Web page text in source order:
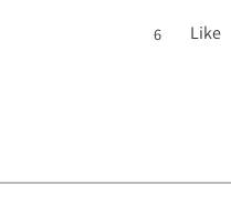
Like
6